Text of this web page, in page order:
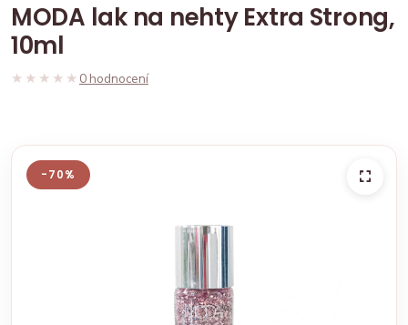
MODA lak na nehty Extra Strong,
10ml
★★★★★
★★★★★ 0 hodnocení
-70%